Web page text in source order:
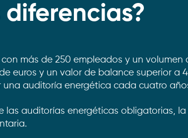
diferencias?
con más de 250 empleados y un
euros y un valor de balance superior a
una auditoría energética cada cuatro
las auditorías energéticas obligatorias,